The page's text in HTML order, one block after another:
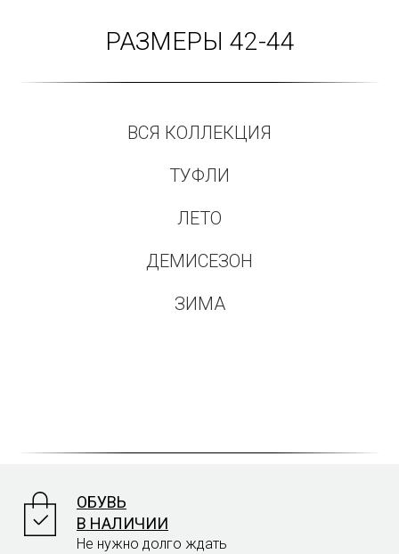
РАЗМЕРЫ 42-44
ВСЯ КОЛЛЕКЦИЯ
ТУФЛИ
ЛЕТО
ДЕМИСЕЗОН
ЗИМА
ОБУВЬ
В НАЛИЧИИ
Не нужно долго ждать